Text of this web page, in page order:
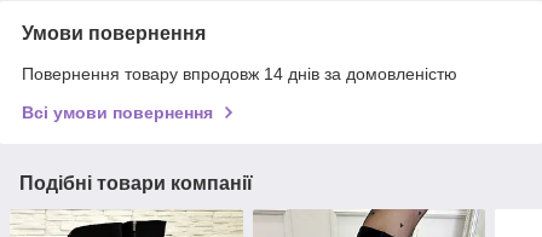
Умови повернення
Повернення товару впродовж 14 днів за домовленістю
Всі умови повернення
Подібні товари компанії